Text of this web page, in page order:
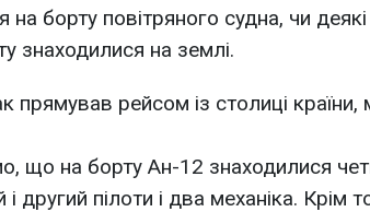
на борту повітряного судна, чи деякі
знаходилися на землі.
прямував рейсом із столиці країни,
що на борту Ан-12 знаходилися
другий пілоти і два механіка. Крім